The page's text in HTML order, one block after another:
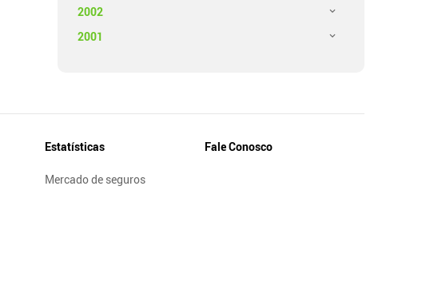
2002
2001
Estatísticas
Mercado de seguros
Fale Conosco